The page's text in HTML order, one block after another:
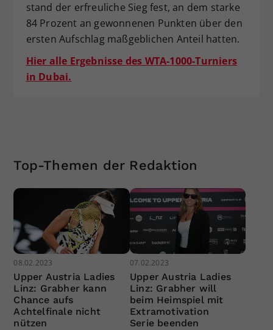
stand der erfreuliche Sieg fest, an dem starke
84 Prozent an gewonnenen Punkten über den
ersten Aufschlag maßgeblichen Anteil hatten.
Hier alle Ergebnisse des WTA-1000-Turniers
in Dubai.
Top-Themen der Redaktion
08.02.2023
Upper Austria Ladies
Linz: Grabher kann
Chance aufs
Achtelfinale nicht
nützen
07.02.2023
Upper Austria Ladies
Linz: Grabher will
beim Heimspiel mit
Extramotivation
Serie beenden